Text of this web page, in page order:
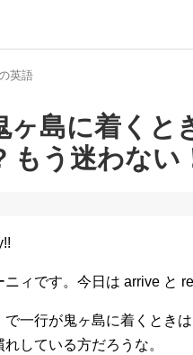
英語
ヶ島に着く
もう迷わない
ィです。今日は arrive と
一行が鬼ヶ島に着くとき
している方だろうな。